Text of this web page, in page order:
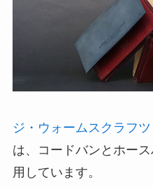
ジ・ウォームスクラフ
は、コードバンとホー
用しています。